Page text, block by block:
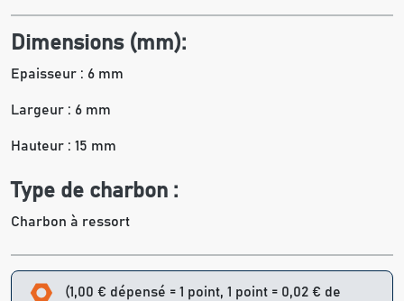
Dimensions (mm):
Epaisseur : 6 mm
Largeur : 6 mm
Hauteur : 15 mm
Type de charbon :
Charbon à ressort
(1,00 € dépensé = 1 point, 1 point = 0,02 € de